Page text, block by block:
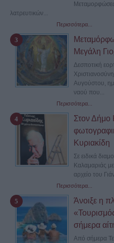
λατρευτικών...
Περισσότερα...
Μεγάλη
Δεσποτική
Αυγούστου,
ναού που...
Περισσότερα...
Στον Δήμο
Κυριακίδη
Σε ειδικά
Καλαμαριάς
αρχείο του
Περισσότερα...
Άνοιξε η
σήμερα
Από σήμερα